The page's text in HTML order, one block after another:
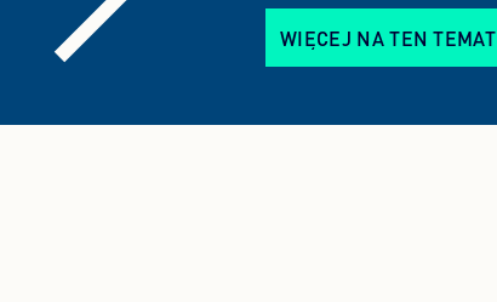
WIĘCEJ NA TEN TEMAT